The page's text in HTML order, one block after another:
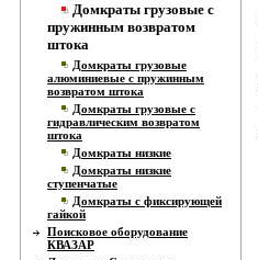
Домкраты грузовые с
пружинным возвратом
штока
Домкраты грузовые
алюминиевые с пружинным
возвратом штока
Домкраты грузовые с
гидравлическим возвратом
штока
Домкраты низкие
Домкраты низкие
ступенчатые
Домкраты с фиксирующей
гайкой
Поисковое оборудование
КВАЗАР